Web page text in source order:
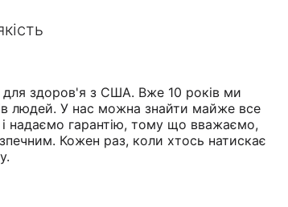
для здоров'я з США. Вже 10 років ми
людей. У нас можна знайти майже все
надаємо гарантію, тому що вважаємо,
Кожен раз, коли хтось натискає